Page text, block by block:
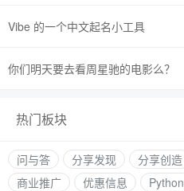
Vibe 的一个中文起名小工具
你们明天要去看周星驰的电影么？
热门板块
问与答 分享发现 分享创造
商业推广
优惠信息 Python